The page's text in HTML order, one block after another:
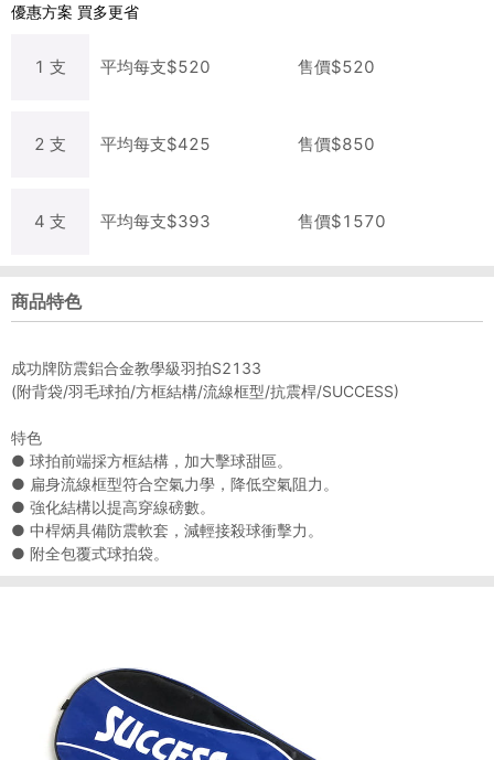
優惠方案 買多更省
1 支 平均每支$520 售價$520
2 支 平均每支$425 售價$850
4 支 平均每支$393 售價$1570
商品特色
成功牌防震鋁合金教學級羽拍S2133
(附背袋/羽毛球拍/方框結構/流線框型/抗震桿/SUCCESS)
特色
● 球拍前端採方框結構，加大擊球甜區。
● 扁身流線框型符合空氣力學，降低空氣阻力。
● 強化結構以提高穿線磅數。
● 中桿炳具備防震軟套，減輕接殺球衝擊力。
● 附全包覆式球拍袋。